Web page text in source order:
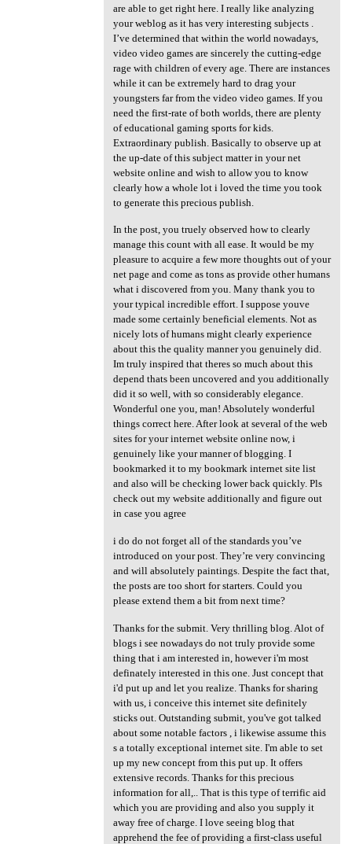
are able to get right here. I really like analyzing
your weblog as it has very interesting subjects .
I’ve determined that within the world nowadays,
video video games are sincerely the cutting-edge
rage with children of every age. There are instances
while it can be extremely hard to drag your
youngsters far from the video video games. If you
need the first-rate of both worlds, there are plenty
of educational gaming sports for kids.
Extraordinary publish. Basically to observe up at
the up-date of this subject matter in your net
website online and wish to allow you to know
clearly how a whole lot i loved the time you took
to generate this precious publish.
In the post, you truely observed how to clearly
manage this count with all ease. It would be my
pleasure to acquire a few more thoughts out of your
net page and come as tons as provide other humans
what i discovered from you. Many thank you to
your typical incredible effort. I suppose youve
made some certainly beneficial elements. Not as
nicely lots of humans might clearly experience
about this the quality manner you genuinely did.
Im truly inspired that theres so much about this
depend thats been uncovered and you additionally
did it so well, with so considerably elegance.
Wonderful one you, man! Absolutely wonderful
things correct here. After look at several of the web
sites for your internet website online now, i
genuinely like your manner of blogging. I
bookmarked it to my bookmark internet site list
and also will be checking lower back quickly. Pls
check out my website additionally and figure out
in case you agree
i do do not forget all of the standards you’ve
introduced on your post. They’re very convincing
and will absolutely paintings. Despite the fact that,
the posts are too short for starters. Could you
please extend them a bit from next time?
Thanks for the submit. Very thrilling blog. Alot of
blogs i see nowadays do not truly provide some
thing that i am interested in, however i'm most
definately interested in this one. Just concept that
i'd put up and let you realize. Thanks for sharing
with us, i conceive this internet site definitely
sticks out. Outstanding submit, you've got talked
about some notable factors , i likewise assume this
s a totally exceptional internet site. I'm able to set
up my new concept from this put up. It offers
extensive records. Thanks for this precious
information for all,.. That is this type of terrific aid
which you are providing and also you supply it
away free of charge. I love seeing blog that
apprehend the fee of providing a first-class useful